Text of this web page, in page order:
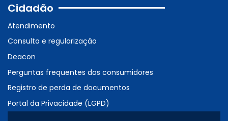
Cidadão
Atendimento
Consulta e regularização
Deacon
Perguntas frequentes dos consumidores
Registro de perda de documentos
Portal da Privacidade (LGPD)